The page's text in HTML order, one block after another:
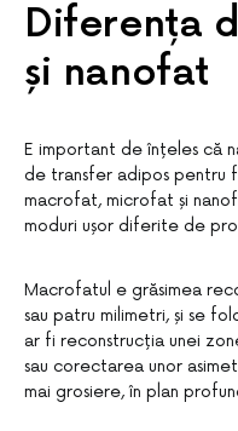
Diferența
și nanofat
E important de înțeles că
de transfer adipos pentru
macrofat, microfat și
moduri ușor diferite de
Macrofatul e grăsimea
sau patru milimetri, și se
ar fi reconstrucția unei
sau corectarea unor
mai grosiere, în plan